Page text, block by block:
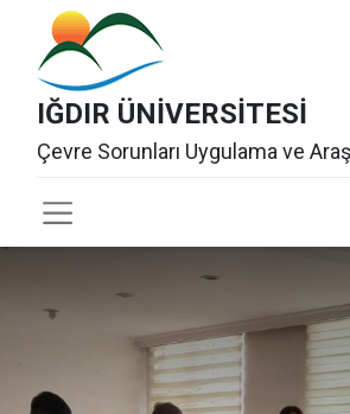
IĞDIR ÜNİVERSİTESİ
Çevre Sorunları Uygulama ve